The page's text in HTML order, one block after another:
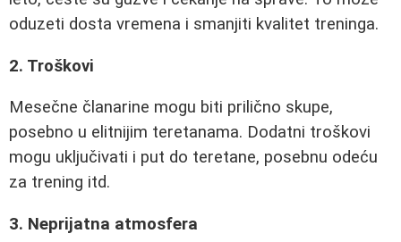
oduzeti dosta vremena i smanjiti kvalitet treninga.
2. Troškovi
Mesečne članarine mogu biti prilično skupe,
posebno u elitnijim teretanama. Dodatni troškovi
mogu uključivati i put do teretane, posebnu odeću
za trening itd.
3. Neprijatna atmosfera